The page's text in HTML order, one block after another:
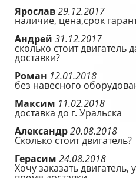
Ярослав29.12.2017
наличие, цена,срок
Андрей 31.12.2017
сколько стоит двигатель
доставки?
Роман 12.01.2018
без навесного
Максим 11.02.2018
доставка до г. Уральска
Александр20.08.2018
Сколько стоит двигатель?
Герасим 24.08.2018
Хочу заказать